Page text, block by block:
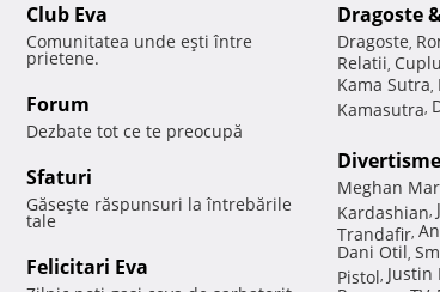
Club Eva
Comunitatea unde eşti între
prietene.
Forum
Dezbate tot ce te preocupă
Sfaturi
Găseşte răspunsuri la întrebările
tale
Felicitari Eva
Dragoste
Dragoste,
Relatii, Cuplu
Kama Sutra,
Kamasutra,
Meghan
Kardashian,
Trandafir,
Dani Otil,
Pistol, Justin